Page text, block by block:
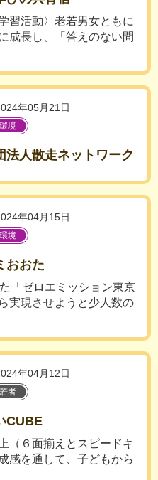
習活動〉老若男女ともに
成長し、「答えのない問
年05月21日
境
法人散走ネットワーク
年04月15日
境
おおた
「ゼロエミッション東京
実現させようと少人数の
年04月12日
者
CUBE
（６面揃えとスピードキ
感を通して、子どもから